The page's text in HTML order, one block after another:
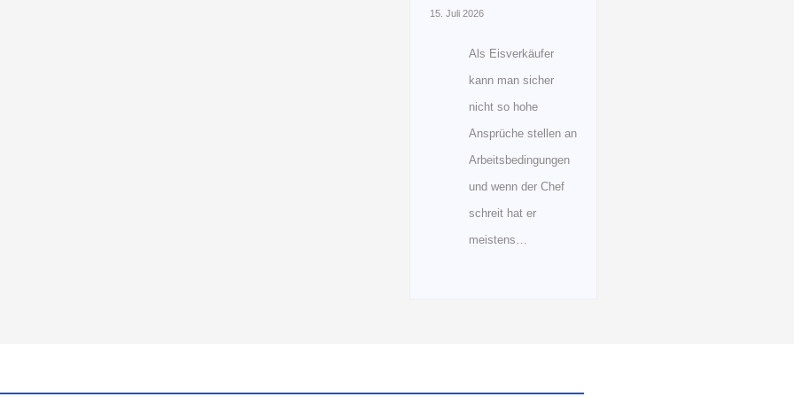
15. Juli 2026
Als Eisverkäufer
kann man sicher
nicht so hohe
Ansprüche stellen an
Arbeitsbedingungen
und wenn der Chef
schreit hat er
meistens…